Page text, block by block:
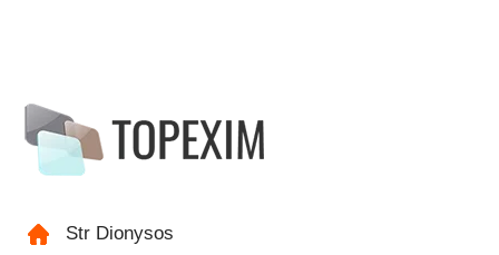
Str Dionysos